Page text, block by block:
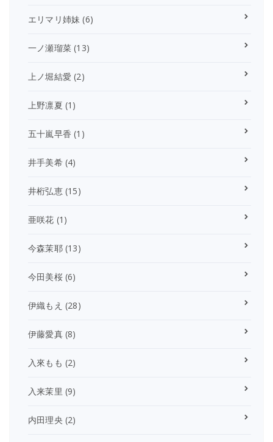
エリマリ姉妹 (6)
一ノ瀬瑠菜 (13)
上ノ堀結愛 (2)
上野凛夏 (1)
五十嵐早香 (1)
井手美希(4)
井桁弘恵(15)
亜咲花 (1)
今森茉耶(13)
今田美桜(6)
伊織もえ (28)
伊藤愛真(8)
入來もも (2)
入来茉里 (9)
内田理央 (2)